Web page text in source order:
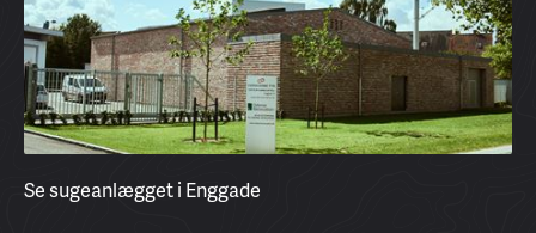
Se sugeanlægget i Enggade